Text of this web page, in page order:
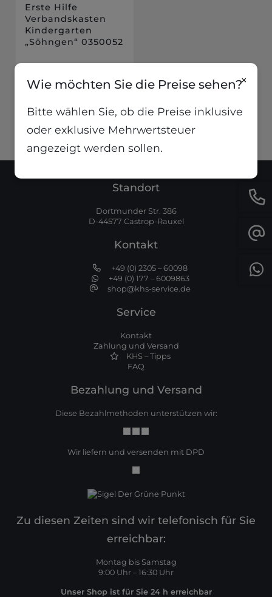
×
Wie möchten Sie die Preise sehen?
Bitte wählen Sie, ob die Preise inklusive
oder exklusive Mehrwertsteuer
angezeigt werden sollen.
Erste Hilfe
Verbandskasten
Kindergarten
„Söhngen“ 0350052
47,54€ /Stück)
Standort
Dortmunder Str. 386
D-44577 Castrop-Rauxel
Kontakt
+49 (0) 2305 – 60098
+49 (0) 177 – 6009863
shop@khs-service.de
Service
Kontakt
Zahlung und Versand
KHS – Tipps
FAQ
Bezahlung und Versand
Diese Bezahlmethoden unterstützen wir:
Wir liefern und versenden mit DPD
Zu diesen Zeiten sind wir telefonisch für Sie
erreichbar:
Montag bis Samstag
9:00 Uhr – 16:30 Uhr
Unser Shop ist für Sie 24 h erreichbar